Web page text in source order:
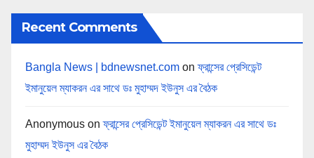
Recent Comments
Bangla News | bdnewsnet.com onফ্রান্সের প্রেসিডেন্ট
ইমানুয়েল ম্যাকরন এর সাথে ডঃ মুহাম্মদ ইউনুস এর বৈঠক
Anonymous onফ্রান্সের প্রেসিডেন্ট ইমানুয়েল ম্যাকরন এর সাথে ডঃ
মুহাম্মদ ইউনুস এর বৈঠক